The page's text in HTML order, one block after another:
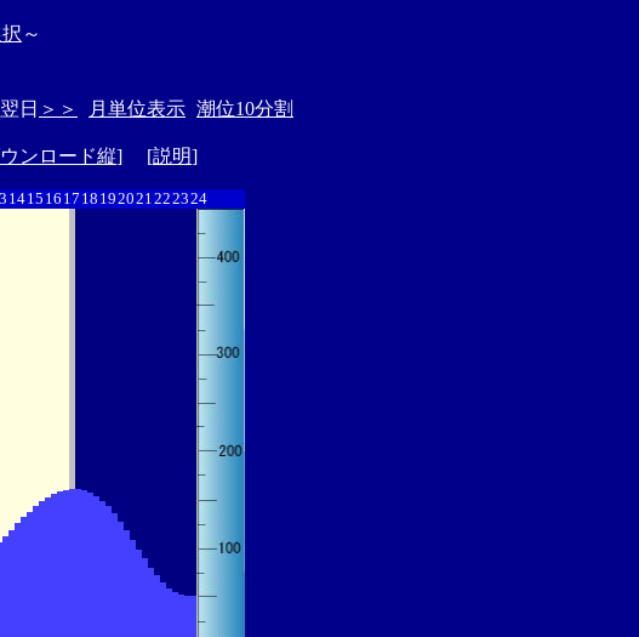
～
翌日 ＞＞ 月単位表示 潮位10分割
ンロード縦] [説明]
1415 16 17 18 192021222324